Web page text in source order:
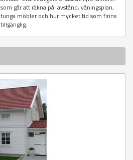
som går att räkna på: avstånd, våningsplan,
tunga möbler och hur mycket tid som finns
tillgänglig.